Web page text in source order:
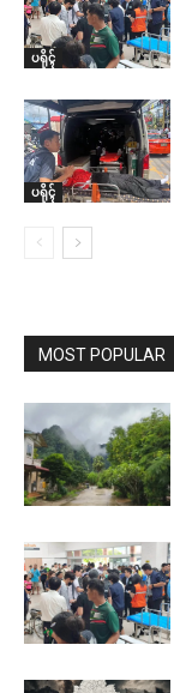
ပရိုၚ်
ပရိုၚ်
MOST POPULAR